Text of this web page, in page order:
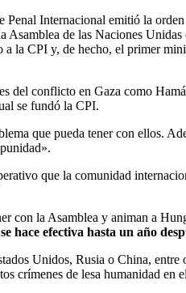
Penal Internacional emitió la
de las Naciones
la CPI y, de hecho, el primer
conflicto en Gaza como
se fundó la CPI.
que pueda tener con ellos.
que la comunidad
con la Asamblea y animan a
hace efectiva hasta un año
Unidos, Rusia o China,
crímenes de lesa humanidad en